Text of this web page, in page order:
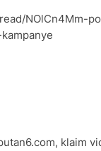
NOlCn4Mm-
klaim